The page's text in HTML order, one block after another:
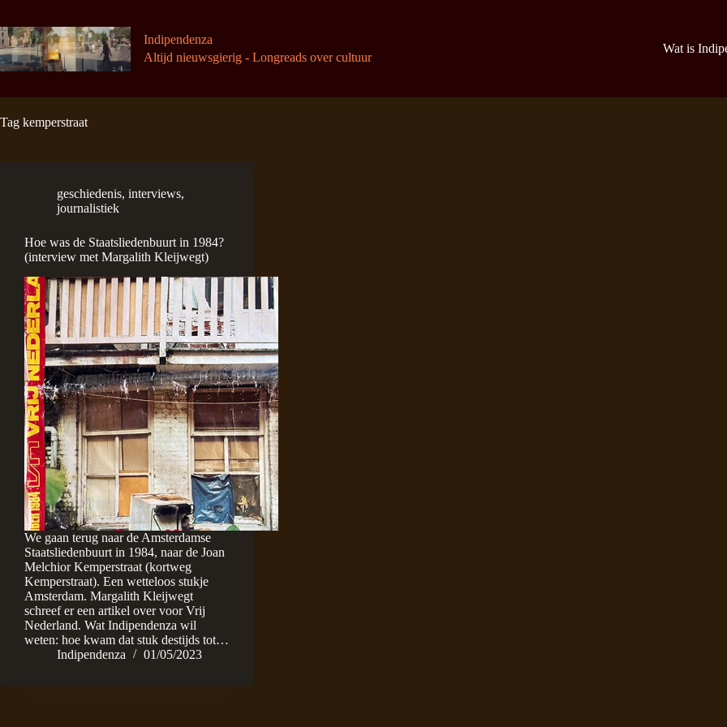
de
inhoud
Indipendenza
Altijd nieuwsgierig - Longreads over cultuur
Wat is
Tag kemperstraat
geschiedenis, interviews,
journalistiek
Hoe was de Staatsliedenbuurt in 1984?
(interview met Margalith Kleijwegt)
We gaan terug naar de Amsterdamse
Staatsliedenbuurt in 1984, naar de Joan
Melchior Kemperstraat (kortweg
Kemperstraat). Een wetteloos stukje
Amsterdam. Margalith Kleijwegt
schreef er een artikel over voor Vrij
Nederland. Wat Indipendenza wil
weten: hoe kwam dat stuk destijds tot…
Indipendenza
01/05/2023